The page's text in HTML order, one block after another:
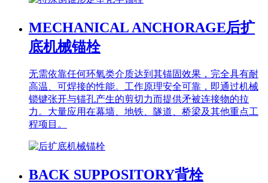
MECHANICAL ANCHORAGE后扩
底机械锚栓
无需依靠任何环氧类介质达到其锚固效果，完全具有耐
高温、可焊接的性能。工作原理安全可靠，即通过机械
锁键张开与锚孔产生的剪切力而提供矛被连接物的拉
力。大量应用在幕墙、地铁、隧道、桥梁及其他重点工
程项目。
BACK SUPPOSITORY背栓